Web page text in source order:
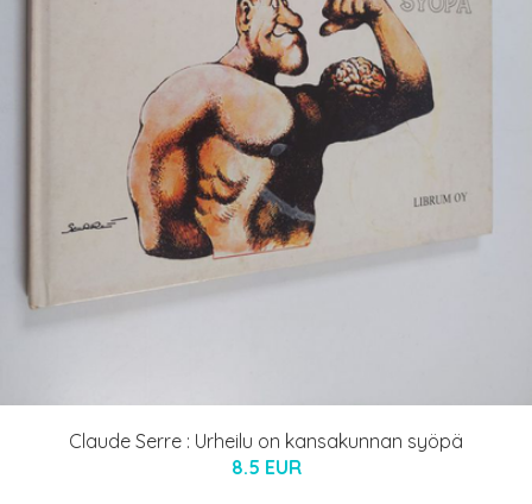
Claude Serre : Urheilu on kansakunnan syöpä
8.5 EUR